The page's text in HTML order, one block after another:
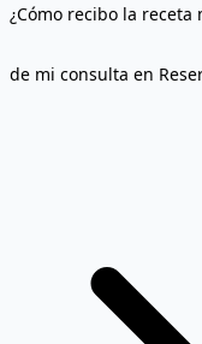
¿Cómo recibo la
de mi consulta en